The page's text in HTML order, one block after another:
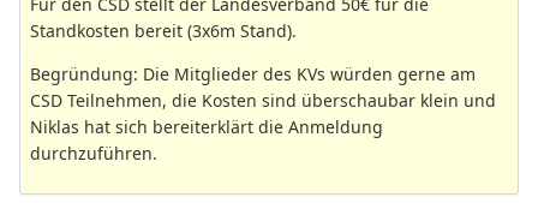
Für den CSD stellt der Landesverband 50€ für die
Standkosten bereit (3x6m Stand).
Begründung: Die Mitglieder des KVs würden gerne am
CSD Teilnehmen, die Kosten sind überschaubar klein und
Niklas hat sich bereiterklärt die Anmeldung
durchzuführen.